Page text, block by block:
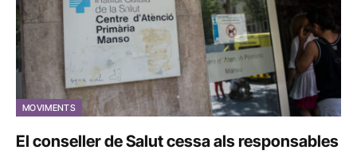
MOVIMENTS
El conseller de Salut cessa als responsables